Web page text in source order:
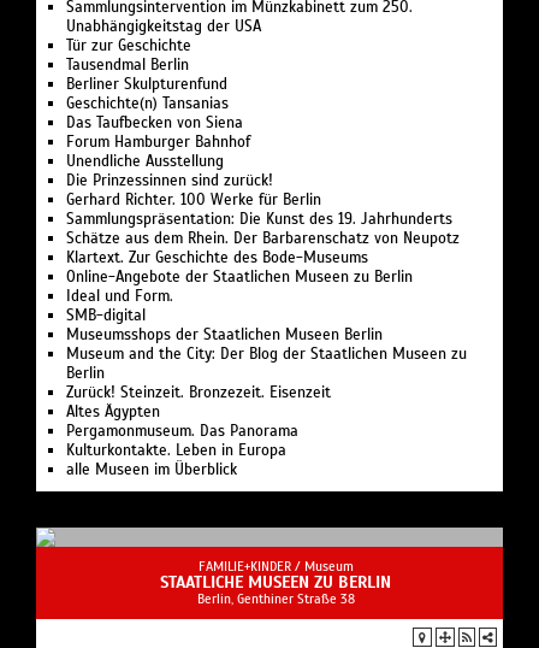
Sammlungsintervention im Münzkabinett zum 250.
Unabhängigkeitstag der USA
Tür zur Geschichte
Tausendmal Berlin
Berliner Skulpturenfund
Geschichte(n) Tansanias
Das Taufbecken von Siena
Forum Hamburger Bahnhof
Unendliche Ausstellung
Die Prinzessinnen sind zurück!
Gerhard Richter. 100 Werke für Berlin
Sammlungspräsentation: Die Kunst des 19. Jahrhunderts
Schätze aus dem Rhein. Der Barbarenschatz von Neupotz
Klartext. Zur Geschichte des Bode-Museums
Online-Angebote der Staatlichen Museen zu Berlin
Ideal und Form.
SMB-digital
Museumsshops der Staatlichen Museen Berlin
Museum and the City: Der Blog der Staatlichen Museen zu
Berlin
Zurück! Steinzeit. Bronzezeit. Eisenzeit
Altes Ägypten
Pergamonmuseum. Das Panorama
Kulturkontakte. Leben in Europa
alle Museen im Überblick
FAMILIE+KINDER / Museum
STAATLICHE MUSEEN ZU BERLIN
Berlin, Genthiner Straße 38